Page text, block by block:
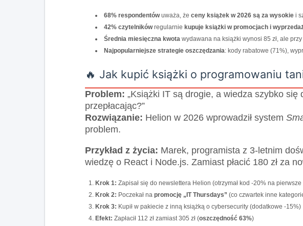
68% respondentówuważa, że ceny książek w 2026 są za wysokie i
42% czytelnikówregularnie kupuje książki w promocjach i
Średnia miesięczna kwota wydawana na książki wynosi 85 zł, ale
Najpopularniejsze strategie oszczędzania: kody rabatowe (71%),
🔥 Jak kupić książki o programowaniu
Problem: „Książki IT są drogie, a wiedza szybko
przepłacając?”
Rozwiązanie: Helion w 2026 wprowadził system
problem.
Przykład z życia: Marek, programista z 3-letnim
wiedzę o React i Node.js. Zamiast płacić 180 zł za
Krok 1: Zapisał się do newslettera Helion (otrzymał kod -20% na
Krok 2: Poczekał na promocję „IT Thursdays” (co czwartek inne
Krok 3: Kupił w pakiecie z inną książką o cybersecurity (dodatkowe -15%)
Efekt: Zapłacił 112 zł zamiast 305 zł (oszczędność 63%)